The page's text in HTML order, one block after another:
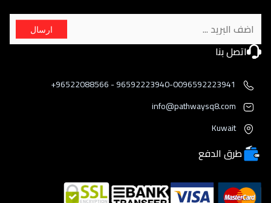
ارسال
اتصل بنا
96592223940-0096592223941 - 96522088566+
info@pathwaysq8.com
Kuwait
طرق الدفع